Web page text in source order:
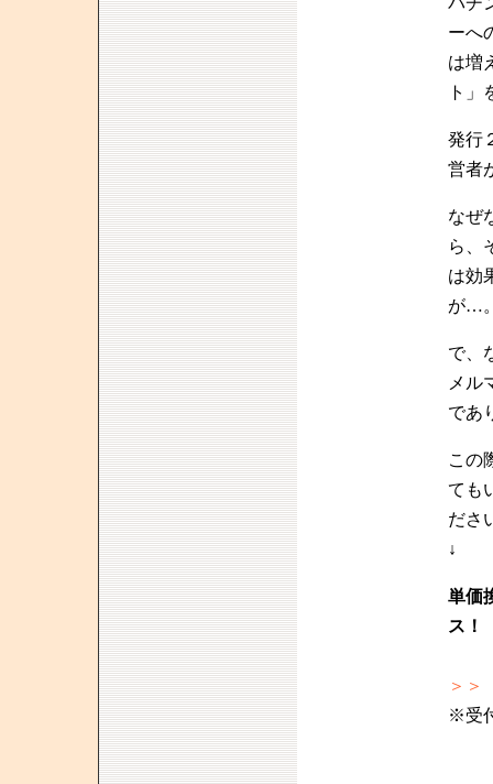
ーへ
は増
ト」
発行
営者
なぜ
ら、
は効
が…
で、
メル
であ
この
ても
ださ
単価
ス！
＞
※受